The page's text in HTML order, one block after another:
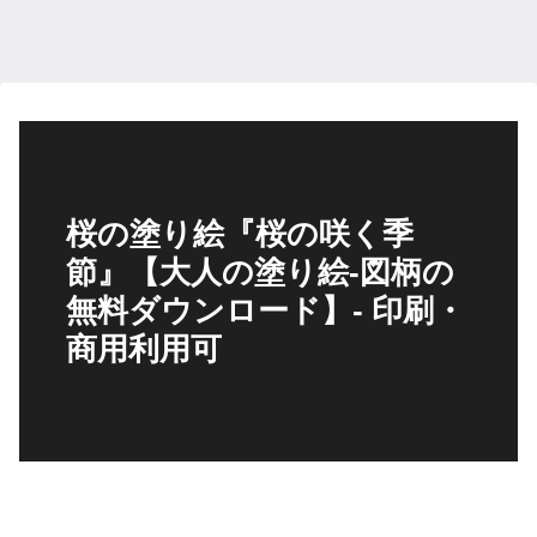
桜の塗り絵『桜の咲く季
節』【大人の塗り絵-図柄の
無料ダウンロード】- 印刷・
商用利用可